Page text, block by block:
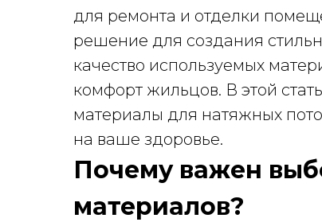
для ремонта и отделки
решение для создания
качество используемых
комфорт жильцов. В этой
материалы для натяжных
на ваше здоровье.
Почему важен
материалов?